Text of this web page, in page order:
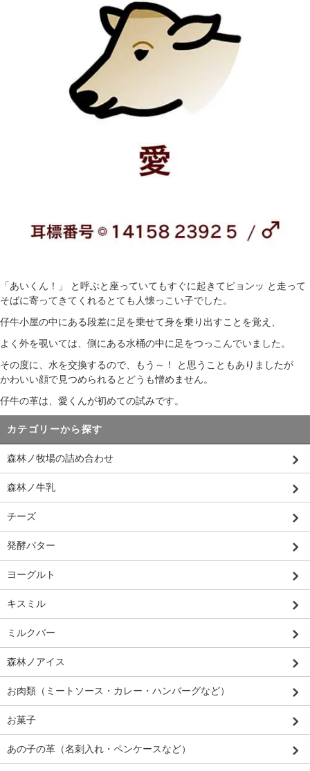
「あいくん！」 と呼ぶと座っていてもすぐに起きてピョンッ と走って
そばに寄ってきてくれるとても人懐っこい子でした。
仔牛小屋の中にある段差に足を乗せて身を乗り出すことを覚え、
よく外を覗いては、側にある水桶の中に足をつっこんでいました。
その度に、水を交換するので、もう～！ と思うこともありましたが
かわいい顔で見つめられるとどうも憎めません。
仔牛の革は、愛くんが初めての試みです。
カテゴリーから探す
森林ノ牧場の詰め合わせ
森林ノ牛乳
チーズ
発酵バター
ヨーグルト
キスミル
ミルクバー
森林ノアイス
お肉類（ミートソース・カレー・ハンバーグなど）
お菓子
あの子の革（名刺入れ・ペンケースなど）